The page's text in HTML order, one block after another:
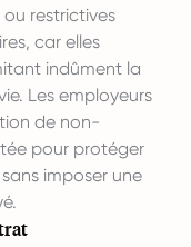
restrictives
car elles
indûment la
Les employeurs
de non-
pour protéger
imposer une